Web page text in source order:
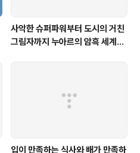
사악한 슈퍼파워부터 도시의 거친
그림자까지 누아르의 암흑 세계를
입이 만족하는 식사와 배가 만족하